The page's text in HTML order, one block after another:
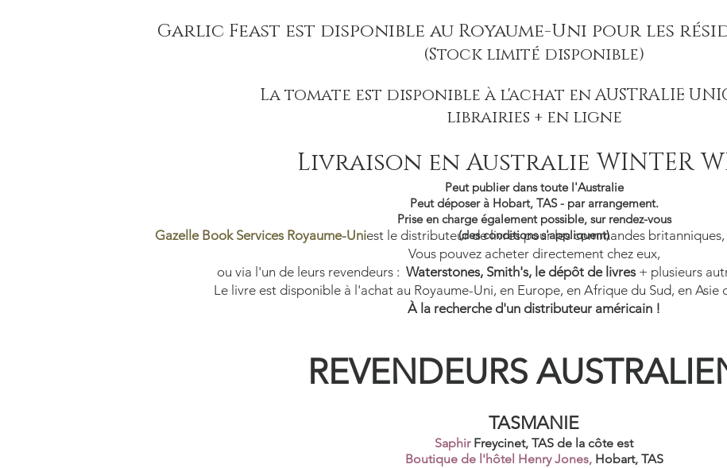
Garlic Feast est disponible au Royaume-Uni pour les
(Stock limité disponible)
La tomate est disponible à l'achat en AUSTRALIE
librairies + en ligne
Livraison en Australie WINTER
Peut publier dans toute l'Australie
Peut déposer à Hobart, TAS - par arrangement.
Prise en charge également possible, sur rendez-vous
(des conditions s'appliquent)
Gazelle Book Services Royaume-Uniest le distributeur de livres pour les commandes
Vous pouvez acheter directement chez eux,
ou via l'un de leurs revendeurs : Waterstones, Smith's, le dépôt de livres + plusieurs
Le livre est disponible à l'achat au Royaume-Uni, en Europe, en Afrique du Sud, en Asie
À la recherche d'un distributeur américain !
REVENDEURS
TASMANIE
Saphir Freycinet, TAS de la côte est
Boutique de l'hôtel Henry Jones, Hobart, TAS